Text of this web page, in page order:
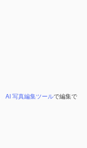
AI 写真編集ツールで編集で